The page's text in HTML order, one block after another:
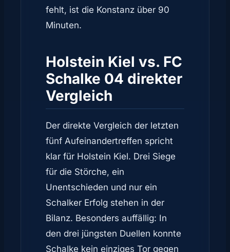
fehlt, ist die Konstanz über 90
Minuten.
Holstein Kiel vs. FC
Schalke 04 direkter
Vergleich
Der direkte Vergleich der letzten
fünf Aufeinandertreffen spricht
klar für Holstein Kiel. Drei Siege
für die Störche, ein
Unentschieden und nur ein
Schalker Erfolg stehen in der
Bilanz. Besonders auffällig: In
den drei jüngsten Duellen konnte
Schalke kein einziges Tor gegen